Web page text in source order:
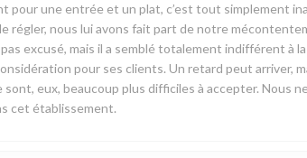
pour une entrée et un plat, c’est tout simplement
régler, nous lui avons fait part de notre
excusé, mais il a semblé totalement indifférent à
pour ses clients. Un retard peut arriver,
sont, eux, beaucoup plus difficiles à accepter. Nous
cet établissement.